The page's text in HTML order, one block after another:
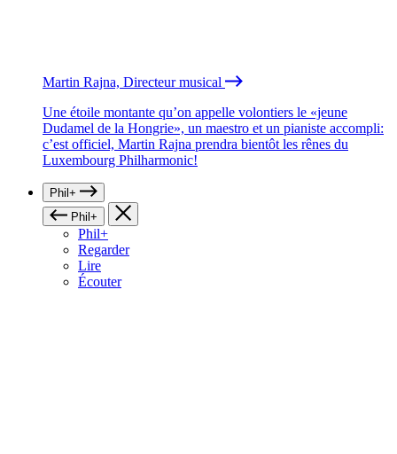
Martin Rajna, Directeur musical
Une étoile montante qu’on appelle volontiers le «jeune
Dudamel de la Hongrie», un maestro et un pianiste accompli:
c’est officiel, Martin Rajna prendra bientôt les rênes du
Luxembourg Philharmonic!
Phil+
Phil+
Phil+
Regarder
Lire
Écouter